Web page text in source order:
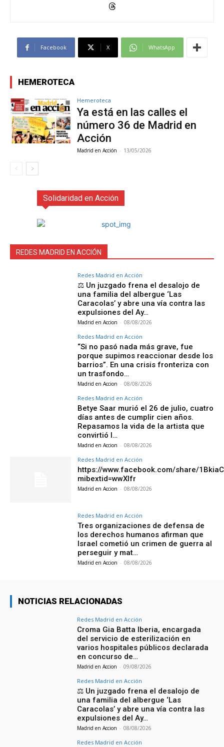
Facebook X WhatsApp
HEMEROTECA
Hemeroteca
Ya está en las calles el
número 36 de Madrid en
Acción
Madrid en Acción - 13/05/2026
Solidaridad en Acción
REDES MADRID EN ACCIÓN
Redes Madrid en Acción
⚖️ Un juzgado frena el desalojo de
una familia del albergue ‘Las
Caracolas’ y abre una vía contra las
expulsiones del Ay…
Madrid en Accion - 08/08/2026
Redes Madrid en Acción
“Si no pasó nada más grave, fue
porque supimos reaccionar desde los
barrios”. En una crisis fronteriza con
un trasfondo…
Madrid en Accion - 08/08/2026
Redes Madrid en Acción
Betye Saar murió el 26 de julio, cuatro
días antes de cumplir cien años.
Repasamos la vida de la artista que
convirtió l…
Madrid en Accion - 08/08/2026
Redes Madrid en Acción
https://www.facebook.com/share/
mibextid=wwXIfr
Madrid en Accion - 08/08/2026
Redes Madrid en Acción
Tres organizaciones de defensa de
los derechos humanos afirman que
Israel cometió un crimen de guerra al
perseguir y mat…
Madrid en Accion - 08/08/2026
NOTICIAS RELACIONADAS
Redes Madrid en Acción
Croma Gia Batta Iberia, encargada
del servicio de esterilización en
varios hospitales públicos declarada
en concurso de…
Madrid en Accion - 09/08/2026
Redes Madrid en Acción
⚖️ Un juzgado frena el desalojo de
una familia del albergue ‘Las
Caracolas’ y abre una vía contra las
expulsiones del Ay…
Madrid en Accion - 08/08/2026
Redes Madrid en Acción